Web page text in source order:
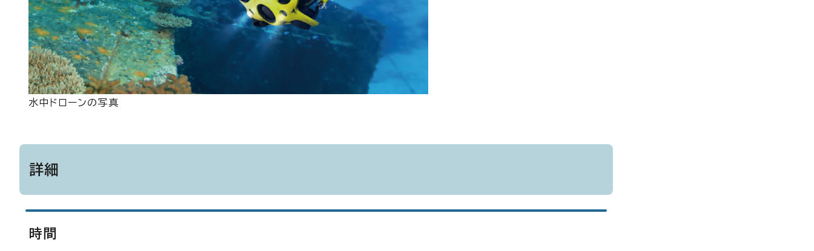
水中ドローンの写真
詳細
時間